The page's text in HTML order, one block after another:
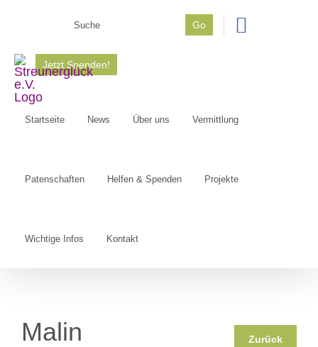
nach:
Go
Jetzt Spenden!
Startseite News Über uns Vermittlung
Patenschaften Helfen & Spenden Projekte
Wichtige Infos Kontakt
Malin Zurück